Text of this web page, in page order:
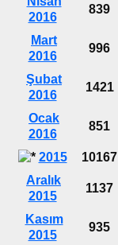
2016
839
Mart
2016
996
Şubat
2016
1421
Ocak
2016
851
2015 10167
Aralık
2015
1137
Kasım
2015
935